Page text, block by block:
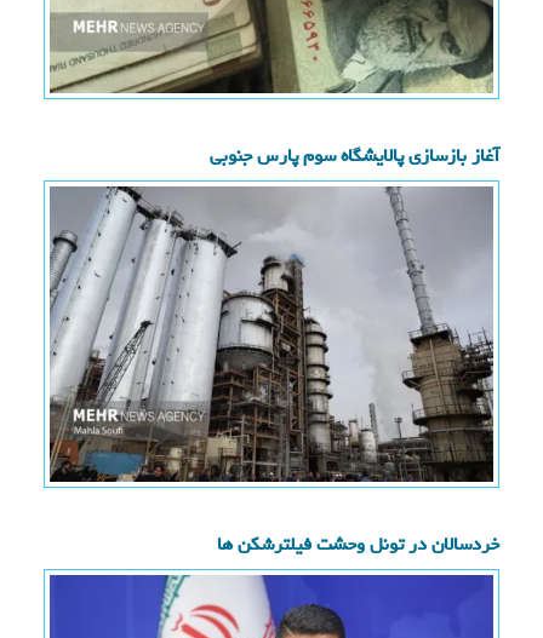
آغاز بازسازی پالایشگاه سوم پارس جنوبی
خردسالان در تونل وحشت فیلترشکن ها